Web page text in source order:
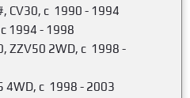
CV30, c 1990 - 1994
1994 - 1998
ZZV50 2WD, c 1998 -
4WD, c 1998 - 2003